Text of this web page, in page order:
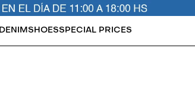
DENIMSHOESSPECIAL PRICES